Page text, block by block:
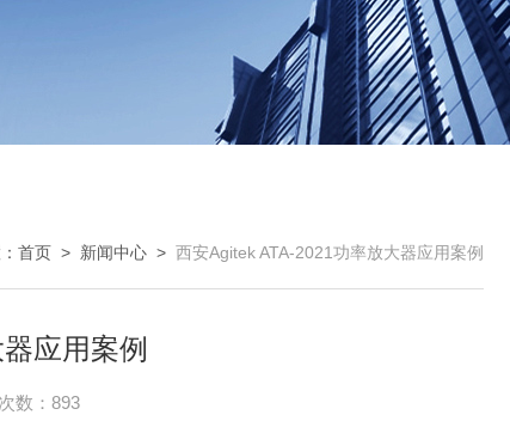
首页 > 新闻中心 > 西安Agitek ATA-2021功率放大器应用案例
应用案例
数：893